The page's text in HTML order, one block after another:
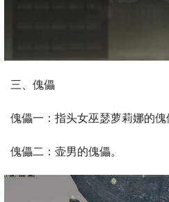
三、傀儡
傀儡一：指头女巫瑟萝莉娜的傀
傀儡二：壶男的傀儡。